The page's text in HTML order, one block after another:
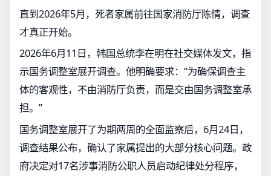
直到2026年5月，死者家属前往国家消防厅陈情，调查
才真正开始。
2026年6月11日，韩国总统李在明在社交媒体发文，指
示国务调整室展开调查。他明确要求：“为确保调查主
体的客观性，不由消防厅负责，而是交由国务调整室承
担。”
国务调整室展开了为期两周的全面监察后，6月24日，
调查结果公布，确认了家属提出的大部分核心问题。政
府决定对17名涉事消防公职人员启动纪律处分程序，